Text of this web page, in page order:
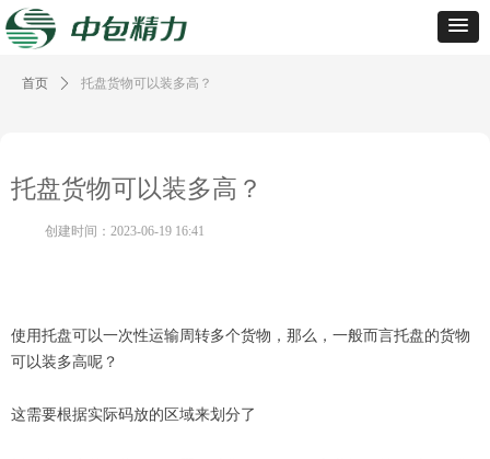
托盘货物可以装多高？
使用托盘可以一次性运输周转多个货物，那么，一般而言托盘的货物
可以装多高呢？
这需要根据实际码放的区域来划分了
创建时间： 2023-06-19 16:41
首页 ꄲ 托盘货物可以装多高？